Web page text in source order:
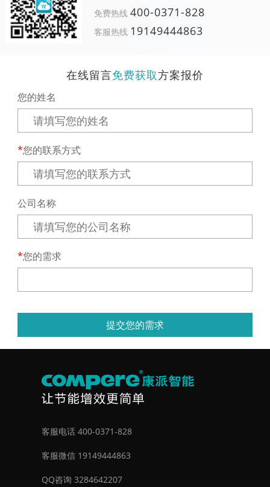
免费热线 400-0371-828
客服热线 19149444863
在线留言免费获取方案报价
您的姓名
您的联系方式
公司名称
您的需求
提交您的需求
客服电话 400-0371-828
客服微信 19149444863
QQ咨询 3284642207